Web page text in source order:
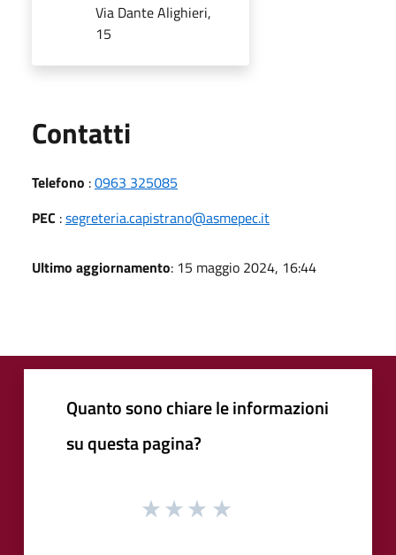
Via Dante Alighieri,
15
Contatti
Telefono :0963 325085
PEC :segreteria.capistrano@asmepec.it
Ultimo aggiornamento: 15 maggio 2024, 16:44
Quanto sono chiare le informazioni
su questa pagina?